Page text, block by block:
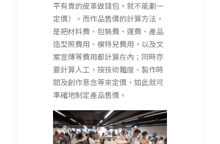
平有貴的皮革做錢包，就不能劃一
定價）。而作品售價的計算方法，
是把材料費、包裝費、運費、產品
造型照費用、模特兒費用，以及文
案宣傳等費用都計算在內；同時亦
要計算人工，按技術難度、製作時
間及創作意念等來定價，如此就可
準確地制定產品售價。